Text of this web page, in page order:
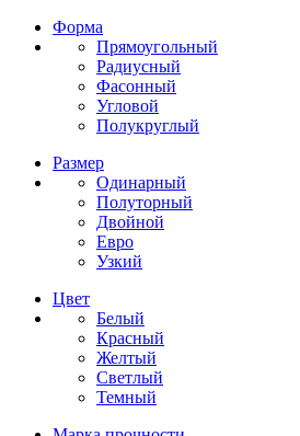
Форма
Прямоугольный
Радиусный
Фасонный
Угловой
Полукруглый
Размер
Одинарный
Полуторный
Двойной
Евро
Узкий
Цвет
Белый
Красный
Желтый
Светлый
Темный